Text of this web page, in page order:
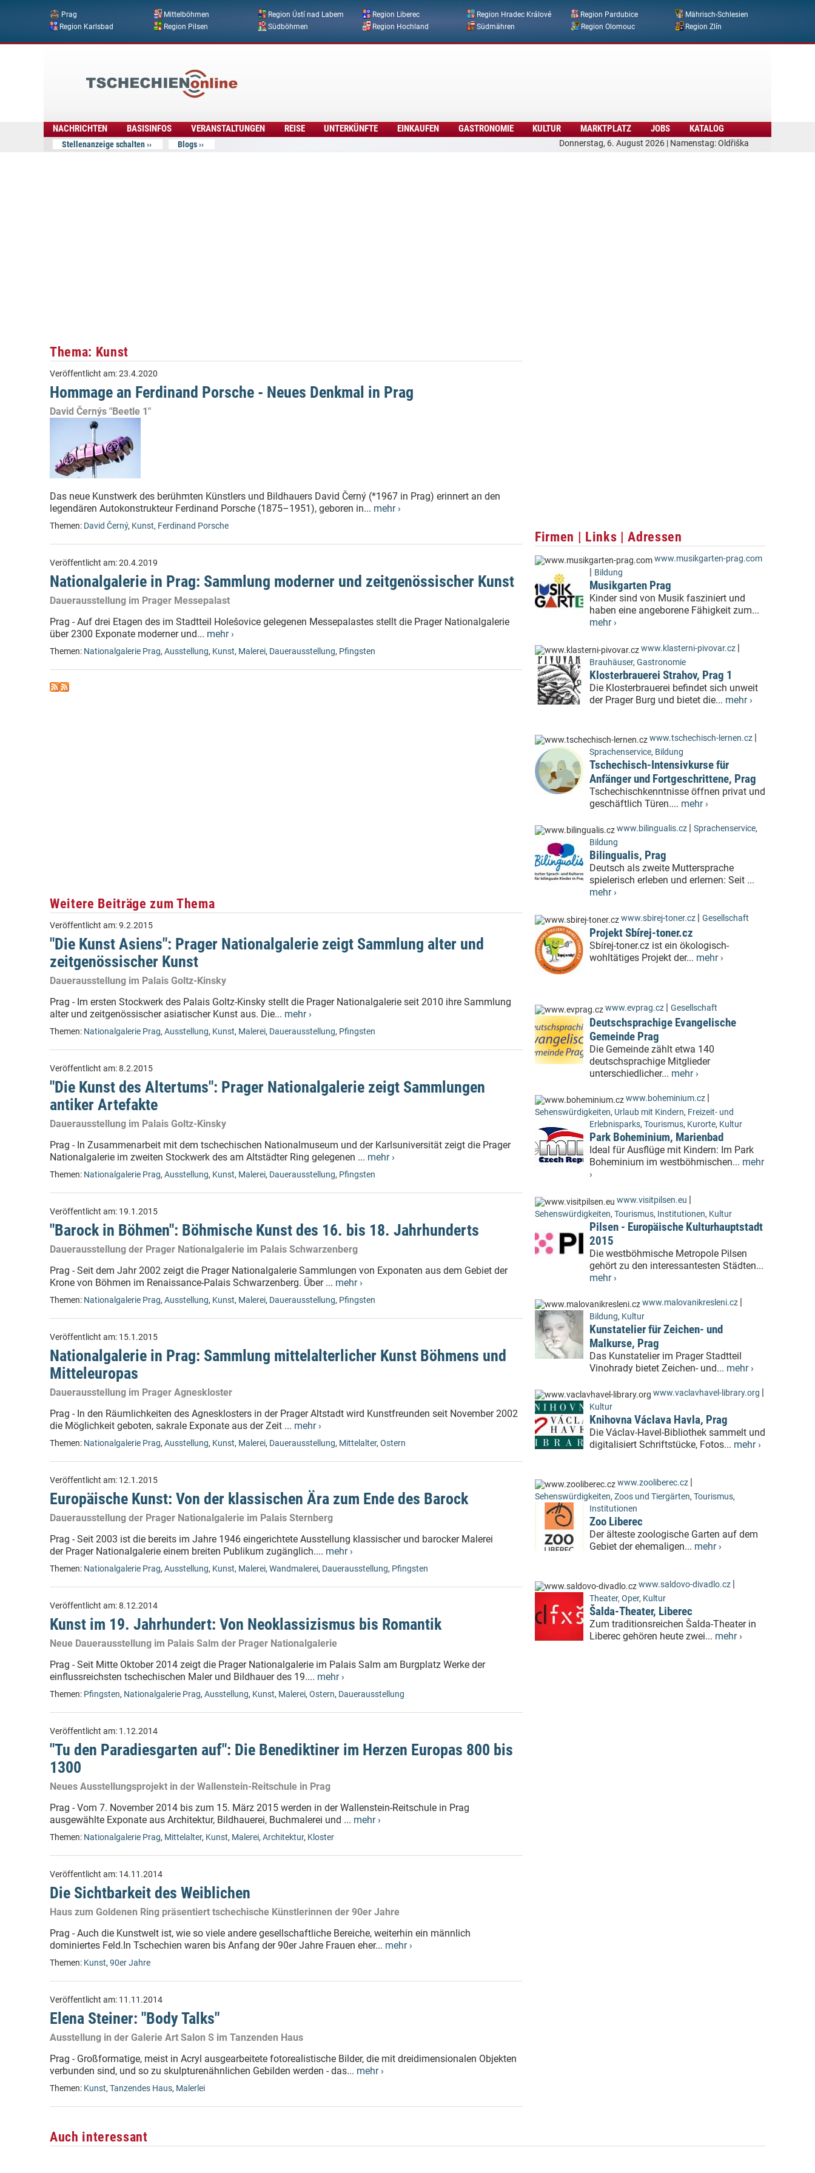
Direkt zum Inhalt
Prag Mittelböhmen Region Ústí nad Labem Region Liberec Region Hradec Králové Region Pardubice
Mährisch-Schlesien
Region Karlsbad
Region Pilsen Südböhmen Region Hochland Südmähren Region Olomouc Region Zlín
Donnerstag, 6. August 2026 | Namenstag: Oldřiška
Online
NACHRICHTEN BASISINFOS VERANSTALTUNGEN REISE UNTERKÜNFTE EINKAUFEN GASTRONOMIE KULTUR MARKTPLATZ JOBS KATALOG
Stellenanzeige schalten Blogs
Thema: Kunst
Veröffentlicht am:23.4.2020
Hommage an Ferdinand Porsche - Neues Denkmal in Prag
David Černýs "Beetle 1"
Das neue Kunstwerk des berühmten Künstlers und Bildhauers David Černý (*1967 in Prag) erinnert an den
legendären Autokonstrukteur Ferdinand Porsche (1875–1951), geboren in... mehr ›
Themen: David Černý, Kunst, Ferdinand Porsche
Veröffentlicht am:20.4.2019
Nationalgalerie in Prag: Sammlung moderner und zeitgenössischer Kunst
Dauerausstellung im Prager Messepalast
Prag - Auf drei Etagen des im Stadtteil Holešovice gelegenen Messepalastes stellt die Prager Nationalgalerie
über 2300 Exponate moderner und... mehr ›
Themen: Nationalgalerie Prag, Ausstellung, Kunst, Malerei, Dauerausstellung, Pfingsten
Weitere Beiträge zum Thema
Veröffentlicht am:9.2.2015
"Die Kunst Asiens": Prager Nationalgalerie zeigt Sammlung alter und
zeitgenössischer Kunst
Dauerausstellung im Palais Goltz-Kinsky
Prag - Im ersten Stockwerk des Palais Goltz-Kinsky stellt die Prager Nationalgalerie seit 2010 ihre Sammlung
alter und zeitgenössischer asiatischer Kunst aus. Die... mehr ›
Themen: Nationalgalerie Prag, Ausstellung, Kunst, Malerei, Dauerausstellung, Pfingsten
Veröffentlicht am:8.2.2015
"Die Kunst des Altertums": Prager Nationalgalerie zeigt Sammlungen
antiker Artefakte
Dauerausstellung im Palais Goltz-Kinsky
Prag - In Zusammenarbeit mit dem tschechischen Nationalmuseum und der Karlsuniversität zeigt die Prager
Nationalgalerie im zweiten Stockwerk des am Altstädter Ring gelegenen ... mehr ›
Themen: Nationalgalerie Prag, Ausstellung, Kunst, Malerei, Dauerausstellung, Pfingsten
Veröffentlicht am: 19.1.2015
"Barock in Böhmen": Böhmische Kunst des 16. bis 18. Jahrhunderts
Dauerausstellung der Prager Nationalgalerie im Palais Schwarzenberg
Prag - Seit dem Jahr 2002 zeigt die Prager Nationalgalerie Sammlungen von Exponaten aus dem Gebiet der
Krone von Böhmen im Renaissance-Palais Schwarzenberg. Über ... mehr ›
Themen: Nationalgalerie Prag, Ausstellung, Kunst, Malerei, Dauerausstellung, Pfingsten
Veröffentlicht am: 15.1.2015
Nationalgalerie in Prag: Sammlung mittelalterlicher Kunst Böhmens und
Mitteleuropas
Dauerausstellung im Prager Agneskloster
Prag - In den Räumlichkeiten des Agnesklosters in der Prager Altstadt wird Kunstfreunden seit November 2002
die Möglichkeit geboten, sakrale Exponate aus der Zeit ... mehr ›
Themen: Nationalgalerie Prag, Ausstellung, Kunst, Malerei, Dauerausstellung, Mittelalter, Ostern
Veröffentlicht am: 12.1.2015
Europäische Kunst: Von der klassischen Ära zum Ende des Barock
Dauerausstellung der Prager Nationalgalerie im Palais Sternberg
Prag - Seit 2003 ist die bereits im Jahre 1946 eingerichtete Ausstellung klassischer und barocker Malerei
der Prager Nationalgalerie einem breiten Publikum zugänglich.... mehr ›
Themen: Nationalgalerie Prag, Ausstellung, Kunst, Malerei, Wandmalerei, Dauerausstellung, Pfingsten
Veröffentlicht am:8.12.2014
Kunst im 19. Jahrhundert: Von Neoklassizismus bis Romantik
Neue Dauerausstellung im Palais Salm der Prager Nationalgalerie
Prag - Seit Mitte Oktober 2014 zeigt die Prager Nationalgalerie im Palais Salm am Burgplatz Werke der
einflussreichsten tschechischen Maler und Bildhauer des 19.... mehr ›
Themen: Pfingsten, Nationalgalerie Prag, Ausstellung, Kunst, Malerei, Ostern, Dauerausstellung
Veröffentlicht am: 1.12.2014
"Tu den Paradiesgarten auf": Die Benediktiner im Herzen Europas 800 bis
1300
Neues Ausstellungsprojekt in der Wallenstein-Reitschule in Prag
Prag - Vom 7. November 2014 bis zum 15. März 2015 werden in der Wallenstein-Reitschule in Prag
ausgewählte Exponate aus Architektur, Bildhauerei, Buchmalerei und ... mehr ›
Themen: Nationalgalerie Prag, Mittelalter, Kunst, Malerei, Architektur, Kloster
Veröffentlicht am: 14.11.2014
Die Sichtbarkeit des Weiblichen
Haus zum Goldenen Ring präsentiert tschechische Künstlerinnen der 90er Jahre
Prag - Auch die Kunstwelt ist, wie so viele andere gesellschaftliche Bereiche, weiterhin ein männlich
dominiertes Feld.In Tschechien waren bis Anfang der 90er Jahre Frauen eher... mehr ›
Themen: Kunst, 90er Jahre
Veröffentlicht am: 11.11.2014
Elena Steiner: "Body Talks"
Ausstellung in der Galerie Art Salon S im Tanzenden Haus
Prag - Großformatige, meist in Acryl ausgearbeitete fotorealistische Bilder, die mit dreidimensionalen Objekten
verbunden sind, und so zu skulpturenähnlichen Gebilden werden - das... mehr ›
Themen: Kunst, Tanzendes Haus, Malerlei
Firmen | Links | Adressen
www.musikgarten-prag.com
| Bildung
Musikgarten Prag
Kinder sind von Musik fasziniert und
haben eine angeborene Fähigkeit zum...
mehr ›
www.klasterni-pivovar.cz |
Brauhäuser, Gastronomie
Klosterbrauerei Strahov, Prag 1
Die Klosterbrauerei befindet sich unweit
der Prager Burg und bietet die... mehr ›
www.tschechisch-lernen.cz |
Sprachenservice, Bildung
Tschechisch-Intensivkurse für
Anfänger und Fortgeschrittene, Prag
Tschechischkenntnisse öffnen privat und
geschäftlich Türen.... mehr ›
www.bilingualis.cz | Sprachenservice,
Bildung
Bilingualis, Prag
Deutsch als zweite Muttersprache
spielerisch erleben und erlernen: Seit ...
mehr ›
www.sbirej-toner.cz | Gesellschaft
Projekt Sbírej-toner.cz
Sbírej-toner.cz ist ein ökologisch-
wohltätiges Projekt der... mehr ›
www.evprag.cz | Gesellschaft
Deutschsprachige Evangelische
Gemeinde Prag
Die Gemeinde zählt etwa 140
deutschsprachige Mitglieder
unterschiedlicher... mehr ›
www.boheminium.cz |
Sehenswürdigkeiten, Urlaub mit Kindern, Freizeit- und
Erlebnisparks, Tourismus, Kurorte, Kultur
Park Boheminium, Marienbad
Ideal für Ausflüge mit Kindern: Im Park
Boheminium im westböhmischen... mehr
›
www.visitpilsen.eu |
Sehenswürdigkeiten, Tourismus, Institutionen, Kultur
Pilsen - Europäische Kulturhauptstadt
2015
Die westböhmische Metropole Pilsen
gehört zu den interessantesten Städten...
mehr ›
www.malovanikresleni.cz |
Bildung, Kultur
Kunstatelier für Zeichen- und
Malkurse, Prag
Das Kunstatelier im Prager Stadtteil
Vinohrady bietet Zeichen- und... mehr ›
www.vaclavhavel-library.org |
Kultur
Knihovna Václava Havla, Prag
Die Václav-Havel-Bibliothek sammelt und
digitalisiert Schriftstücke, Fotos... mehr ›
www.zooliberec.cz |
Sehenswürdigkeiten, Zoos und Tiergärten, Tourismus,
Institutionen
Zoo Liberec
Der älteste zoologische Garten auf dem
Gebiet der ehemaligen... mehr ›
www.saldovo-divadlo.cz |
Theater, Oper, Kultur
Šalda-Theater, Liberec
Zum traditionsreichen Šalda-Theater in
Liberec gehören heute zwei... mehr ›
Auch interessant